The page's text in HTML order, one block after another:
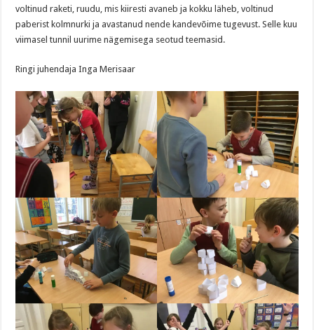
voltinud raketi, ruudu, mis kiiresti avaneb ja kokku läheb, voltinud
paberist kolmnurki ja avastanud nende kandevõime tugevust. Selle kuu
viimasel tunnil uurime nägemisega seotud teemasid.
Ringi juhendaja Inga Merisaar